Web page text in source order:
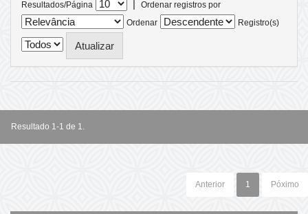
Resultados/Página |
Ordenar registros por
Ordenar
Registro(s)
Resultado 1-1 de 1.
Anterior 1 Póximo